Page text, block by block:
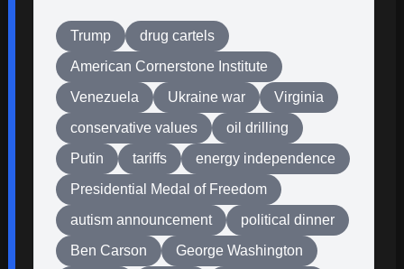
Trump
drug cartels
American Cornerstone Institute
Venezuela
Ukraine war
Virginia
conservative values
oil drilling
Putin
tariffs
energy independence
Presidential Medal of Freedom
autism announcement
political dinner
Ben Carson
George Washington